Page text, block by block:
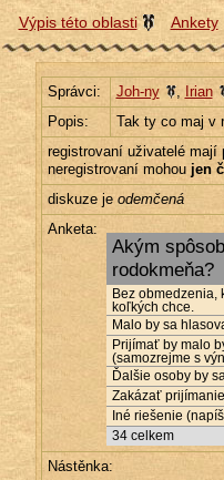
Výpis této oblasti Ankety
Správci: Joh-ny , Irian
Popis:
Tak ty co maj v
registrovaní uživatelé mají
neregistrovaní mohou jen
diskuze je odemčená
Anketa:
Akým
rodokmeňa?
Bez obmedzenia,
koľkých chce.
Malo by sa
Prijímať by malo
(samozrejme s
Ďalšie osoby by
Zakázať
Iné riešenie
34 celkem
Nástěnka: